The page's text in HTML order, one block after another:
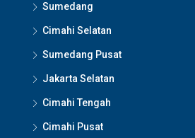
Sumedang
Cimahi Selatan
Sumedang Pusat
Jakarta Selatan
Cimahi Tengah
Cimahi Pusat